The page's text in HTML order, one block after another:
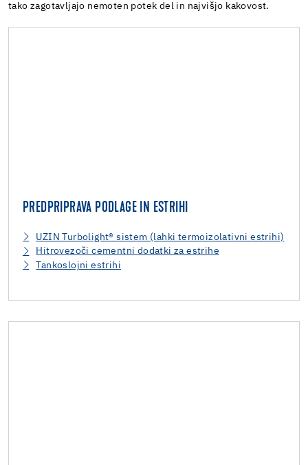
tako zagotavljajo nemoten potek del in najvišjo kakovost.
PREDPRIPRAVA PODLAGE IN ESTRIHI
UZIN Turbolight® sistem (lahki termoizolativni estrihi)
Hitrovezoči cementni dodatki za estrihe
Tankoslojni estrihi